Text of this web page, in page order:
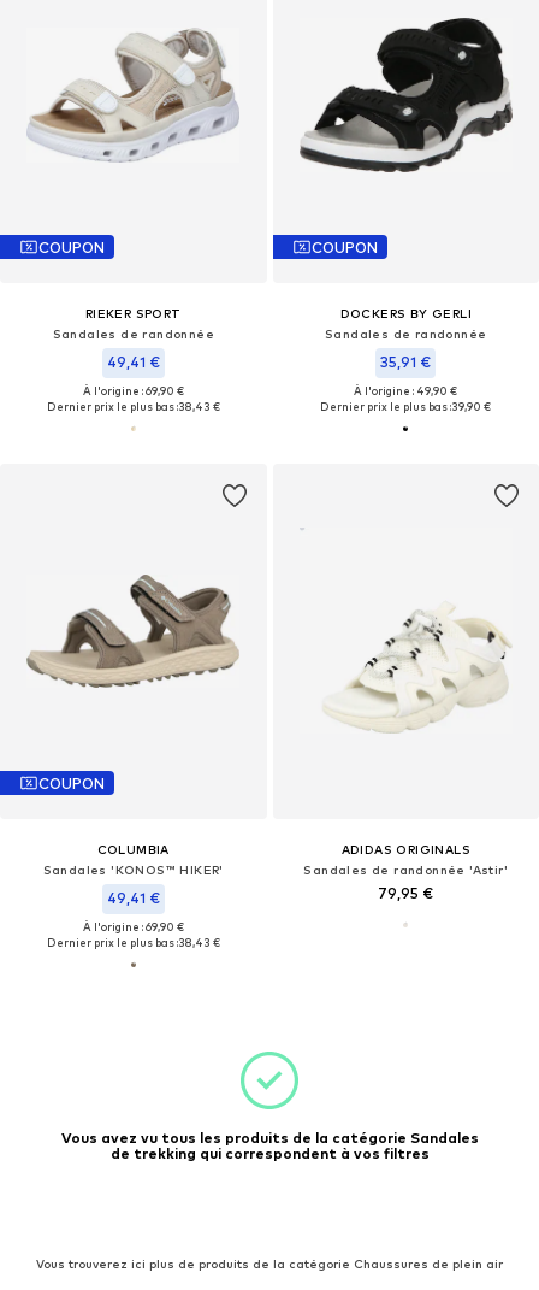
COUPON
RIEKER SPORT
Sandales de randonnée
49,41 €
À l'origine : 69,90 €
Dernier prix le plus bas :38,43 €
COUPON
DOCKERS BY GERLI
Sandales de randonnée
35,91 €
À l'origine : 49,90 €
Dernier prix le plus bas :39,90 €
COUPON
COLUMBIA
Sandales 'KONOS™ HIKER'
49,41 €
À l'origine : 69,90 €
Dernier prix le plus bas :38,43 €
ADIDAS ORIGINALS
Sandales de randonnée 'Astir'
79,95 €
Vous avez vu tous les produits de la catégorie Sandales
de trekking qui correspondent à vos filtres
Vous trouverez ici plus de produits de la catégorie Chaussures de plein air